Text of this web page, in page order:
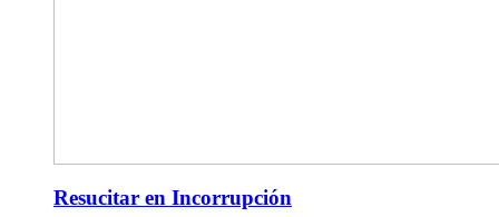
Resucitar en Incorrupción